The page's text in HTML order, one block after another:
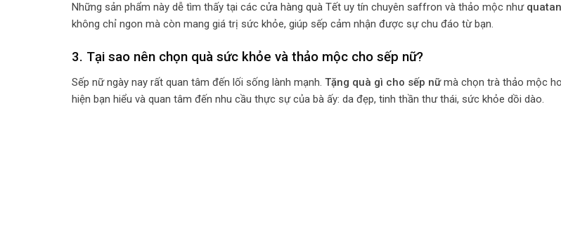
Những sản phẩm này dễ tìm thấy tại các cửa hàng quà Tết uy tín chuyên saffron và thảo mộc như
không chỉ ngon mà còn mang giá trị sức khỏe, giúp sếp cảm nhận được sự chu đáo từ bạn.
3. Tại sao nên chọn quà sức khỏe và thảo mộc cho sếp nữ?
Sếp nữ ngày nay rất quan tâm đến lối sống lành mạnh. Tặng quà gì cho sếp nữmà chọn trà thảo mộc
hiện bạn hiểu và quan tâm đến nhu cầu thực sự của bà ấy: da đẹp, tinh thần thư thái, sức khỏe dồi dào.